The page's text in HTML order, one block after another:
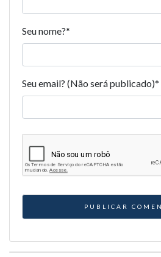
Seu nome?*
Seu email? (Não será publicado)*